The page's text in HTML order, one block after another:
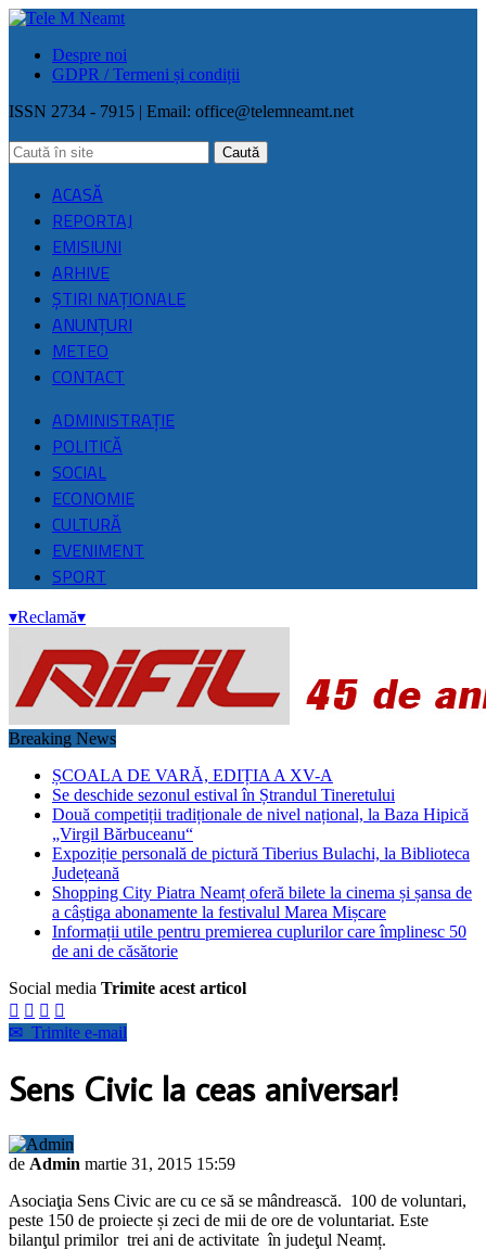
Despre noi
GDPR / Termeni și condiții
ISSN 2734 - 7915 | Email: office@telemneamt.net
ACASĂ
REPORTAJ
EMISIUNI
ARHIVE
ŞTIRI NAŢIONALE
ANUNȚURI
METEO
CONTACT
ADMINISTRAȚIE
POLITICĂ
SOCIAL
ECONOMIE
CULTURĂ
EVENIMENT
SPORT
▾Reclamă▾
Breaking News
ȘCOALA DE VARĂ, EDIȚIA A XV-A
Se deschide sezonul estival în Ștrandul Tineretului
Două competiții tradiționale de nivel național, la Baza Hipică
„Virgil Bărbuceanu“
Expoziție personală de pictură Tiberius Bulachi, la Biblioteca
Județeană
Shopping City Piatra Neamț oferă bilete la cinema și șansa de
a câștiga abonamente la festivalul Marea Mișcare
Informații utile pentru premierea cuplurilor care împlinesc 50
de ani de căsătorie
Social media Trimite acest articol
   
✉ Trimite e-mail
Sens Civic la ceas aniversar!
de Admin martie 31, 2015 15:59
Asociaţia Sens Civic are cu ce să se mândrească. 100 de voluntari,
peste 150 de proiecte și zeci de mii de ore de voluntariat. Este
bilanţul primilor trei ani de activitate în judeţul Neamț.